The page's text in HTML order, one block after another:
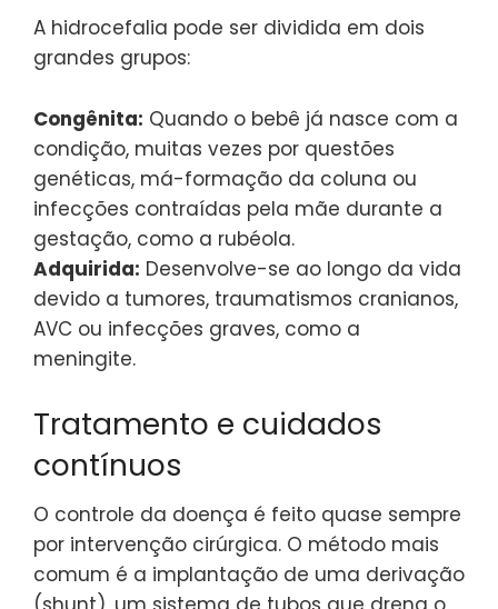
A hidrocefalia pode ser dividida em dois
grandes grupos:
Congênita: Quando o bebê já nasce com a
condição, muitas vezes por questões
genéticas, má-formação da coluna ou
infecções contraídas pela mãe durante a
gestação, como a rubéola.
Adquirida: Desenvolve-se ao longo da vida
devido a tumores, traumatismos cranianos,
AVC ou infecções graves, como a
meningite.
Tratamento e cuidados
contínuos
O controle da doença é feito quase sempre
por intervenção cirúrgica. O método mais
comum é a implantação de uma derivação